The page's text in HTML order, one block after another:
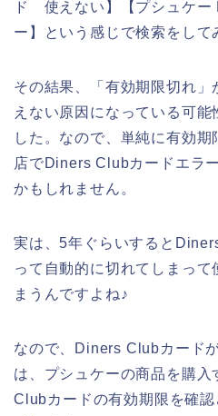
ド 使えない】【プシュケ
ー】という感じで検索をして
その結果、「有効期限切れ
えない原因になっている可能
した。なので、単純に有効
店でDiners Clubカードエラ
かもしれません。
実は、5年ぐらいすると
って自動的に切れてしまって
まうんですよね♪
なので、Diners Clubカード
は、プシュケーの商品を購
Clubカードの有効期限を確